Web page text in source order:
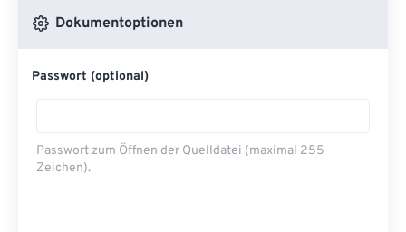
Dokumentoptionen
Passwort (optional)
Passwort zum Öffnen der Quelldatei (maximal 255
Zeichen).